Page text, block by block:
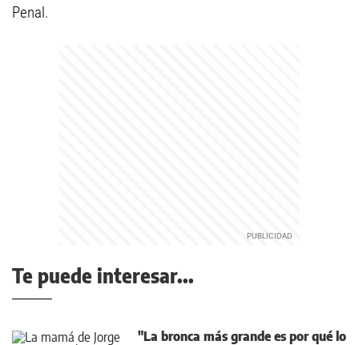
Penal.
Te puede interesar...
"La bronca más grande es por qué lo